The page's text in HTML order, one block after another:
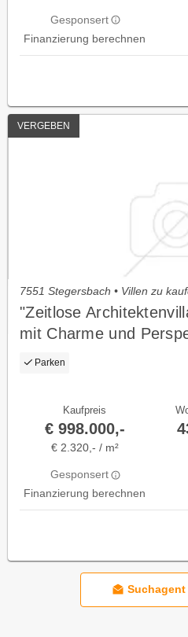
Gesponsert
Finanzierung berechnen
VERGEBEN
7551 Stegersbach • Villen zu
"Zeitlose
mit Charme und
Südburgenland
Parken
Kaufpreis
€ 998.000,-
€ 2.320,- / m²
Gesponsert
Finanzierung berechnen